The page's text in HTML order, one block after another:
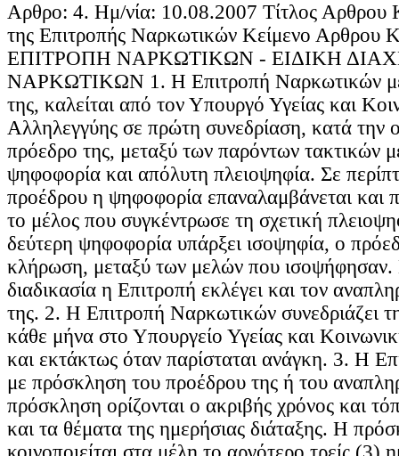
Αρθρο: 4. Ημ/νία: 10.08.2007 Τίτλος Αρθρου
της Επιτροπής Ναρκωτικών Κείμενο
ΕΠΙΤΡΟΠΗ ΝΑΡΚΩΤΙΚΩΝ - ΕΙΔΙΚΗ
ΝΑΡΚΩΤΙΚΩΝ 1. Η Επιτροπή Ναρκωτικών
της, καλείται από τον Υπουργό Υγείας και
Αλληλεγγύης σε πρώτη συνεδρίαση, κατά την
πρόεδρο της, μεταξύ των παρόντων τακτικών
ψηφοφορία και απόλυτη πλειοψηφία. Σε
προέδρου η ψηφοφορία επαναλαμβάνεται και
το μέλος που συγκέντρωσε τη σχετική
δεύτερη ψηφοφορία υπάρξει ισοψηφία, ο
κλήρωση, μεταξύ των μελών που ισοψήφησαν.
διαδικασία η Επιτροπή εκλέγει και τον
της. 2. Η Επιτροπή Ναρκωτικών συνεδριάζει
κάθε μήνα στο Υπουργείο Υγείας και
και εκτάκτως όταν παρίσταται ανάγκη. 3. Η
με πρόσκληση του προέδρου της ή του
πρόσκληση ορίζονται ο ακριβής χρόνος και
και τα θέματα της ημερήσιας διάταξης. Η